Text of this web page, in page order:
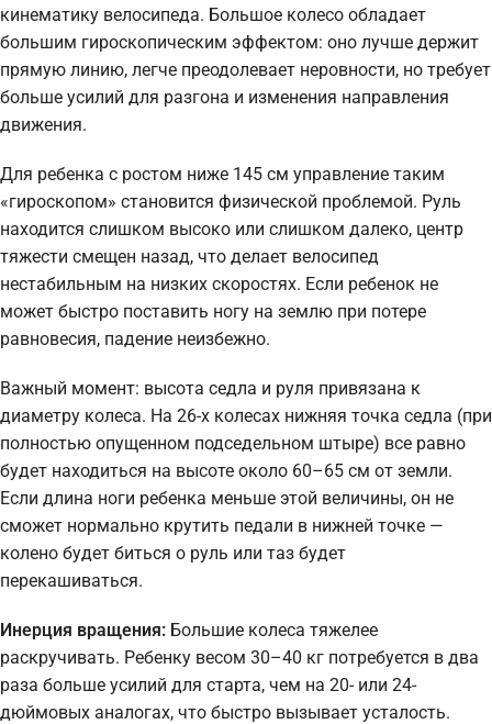
кинематику велосипеда. Большое колесо обладает
большим гироскопическим эффектом: оно лучше держит
прямую линию, легче преодолевает неровности, но требует
больше усилий для разгона и изменения направления
движения.
Для ребенка с ростом ниже 145 см управление таким
«гироскопом» становится физической проблемой. Руль
находится слишком высоко или слишком далеко, центр
тяжести смещен назад, что делает велосипед
нестабильным на низких скоростях. Если ребенок не
может быстро поставить ногу на землю при потере
равновесия, падение неизбежно.
Важный момент: высота седла и руля привязана к
диаметру колеса. На 26-х колесах нижняя точка седла (при
полностью опущенном подседельном штыре) все равно
будет находиться на высоте около 60–65 см от земли.
Если длина ноги ребенка меньше этой величины, он не
сможет нормально крутить педали в нижней точке —
колено будет биться о руль или таз будет
перекашиваться.
Инерция вращения: Большие колеса тяжелее
раскручивать. Ребенку весом 30–40 кг потребуется в два
раза больше усилий для старта, чем на 20- или 24-
дюймовых аналогах, что быстро вызывает усталость.